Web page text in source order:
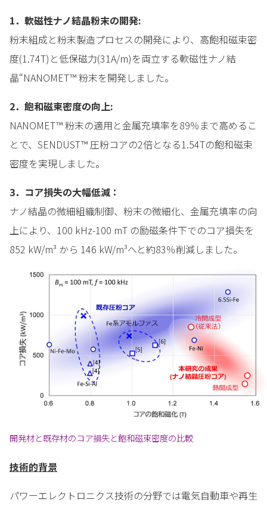
1．軟磁性ナノ結晶粉末の開発:
粉末組成と粉末製造プロセスの開発により、高飽和磁束密
度(1.74T)と低保磁力(31A/m)を両立する軟磁性ナノ結
晶“NANOMET™ 粉末を開発しました。
2．飽和磁束密度の向上:
NANOMET™ 粉末の適用と金属充填率を89％まで高めるこ
とで、SENDUST™ 圧粉コアの2倍となる1.54Tの飽和磁束
密度を実現しました。
3．コア損失の大幅低減：
ナノ結晶の微細組織制御、粉末の微細化、金属充填率の向
上により、100 kHz-100 mT の励磁条件下でのコア損失を
852 kW/m³ から 146 kW/m³へと約83％削減しました。
開発材と既存材のコア損失と飽和磁束密度の比較
技術的背景
パワーエレクトロニクス技術の分野では電気自動車や再生